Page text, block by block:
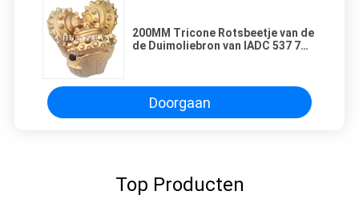
200MM Tricone Rotsbeetje van de
de Duimoliebron van IADC 537 7
Doorgaan
Top Producten